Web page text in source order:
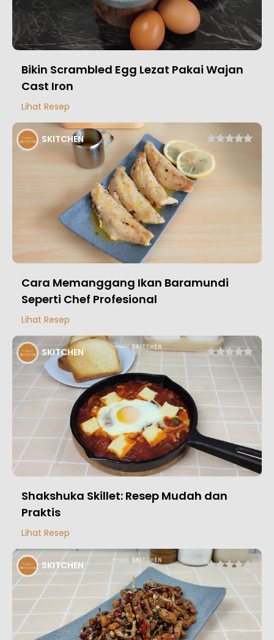
Bikin Scrambled Egg Lezat Pakai Wajan
Cast Iron
Lihat Resep
SKITCHEN
Cara Memanggang Ikan Baramundi
Seperti Chef Profesional
Lihat Resep
SKITCHEN
Shakshuka Skillet: Resep Mudah dan
Praktis
Lihat Resep
SKITCHEN